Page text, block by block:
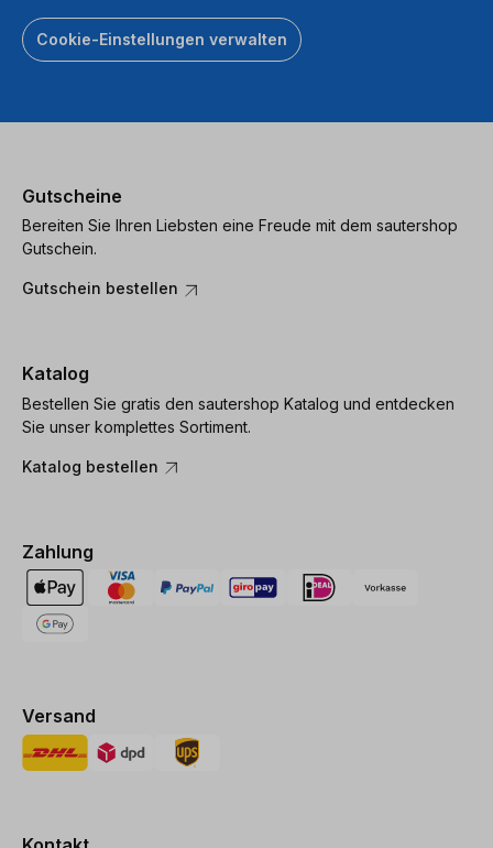
Cookie-Einstellungen verwalten
Gutscheine
Bereiten Sie Ihren Liebsten eine Freude mit dem sautershop
Gutschein.
Gutschein bestellen
Katalog
Bestellen Sie gratis den sautershop Katalog und entdecken
Sie unser komplettes Sortiment.
Katalog bestellen
Zahlung
Versand